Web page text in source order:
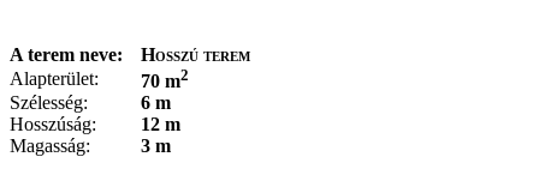
A terem neve:
Hosszú terem
Alapterület:
70 m2
Szélesség:
6 m
Hosszúság:
12 m
Magasság:
3 m